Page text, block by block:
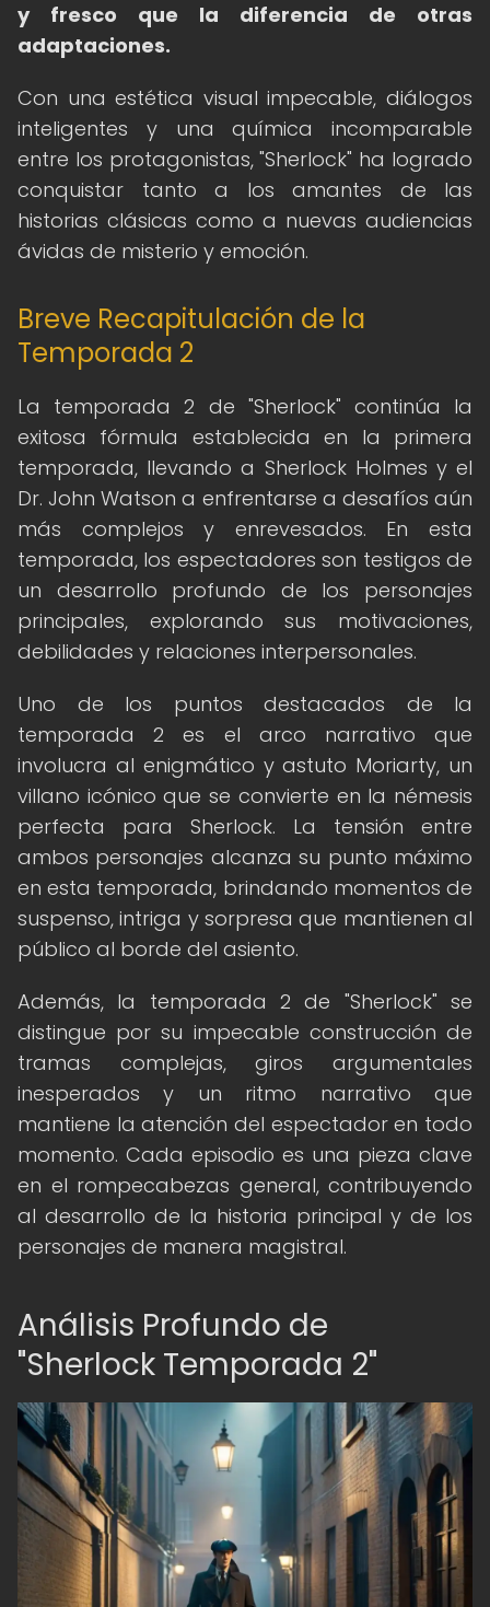
y fresco que la diferencia de otras
adaptaciones.
Con una estética visual impecable, diálogos
inteligentes y una química incomparable
entre los protagonistas, "Sherlock" ha logrado
conquistar tanto a los amantes de las
historias clásicas como a nuevas audiencias
ávidas de misterio y emoción.
Breve Recapitulación de la
Temporada 2
La temporada 2 de "Sherlock" continúa la
exitosa fórmula establecida en la primera
temporada, llevando a Sherlock Holmes y el
Dr. John Watson a enfrentarse a desafíos aún
más complejos y enrevesados. En esta
temporada, los espectadores son testigos de
un desarrollo profundo de los personajes
principales, explorando sus motivaciones,
debilidades y relaciones interpersonales.
Uno de los puntos destacados de la
temporada 2 es el arco narrativo que
involucra al enigmático y astuto Moriarty, un
villano icónico que se convierte en la némesis
perfecta para Sherlock. La tensión entre
ambos personajes alcanza su punto máximo
en esta temporada, brindando momentos de
suspenso, intriga y sorpresa que mantienen al
público al borde del asiento.
Además, la temporada 2 de "Sherlock" se
distingue por su impecable construcción de
tramas complejas, giros argumentales
inesperados y un ritmo narrativo que
mantiene la atención del espectador en todo
momento. Cada episodio es una pieza clave
en el rompecabezas general, contribuyendo
al desarrollo de la historia principal y de los
personajes de manera magistral.
Análisis Profundo de
"Sherlock Temporada 2"